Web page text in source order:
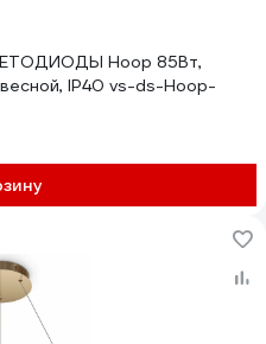
Hoop 85Вт,
IP40 vs-ds-Hoop-